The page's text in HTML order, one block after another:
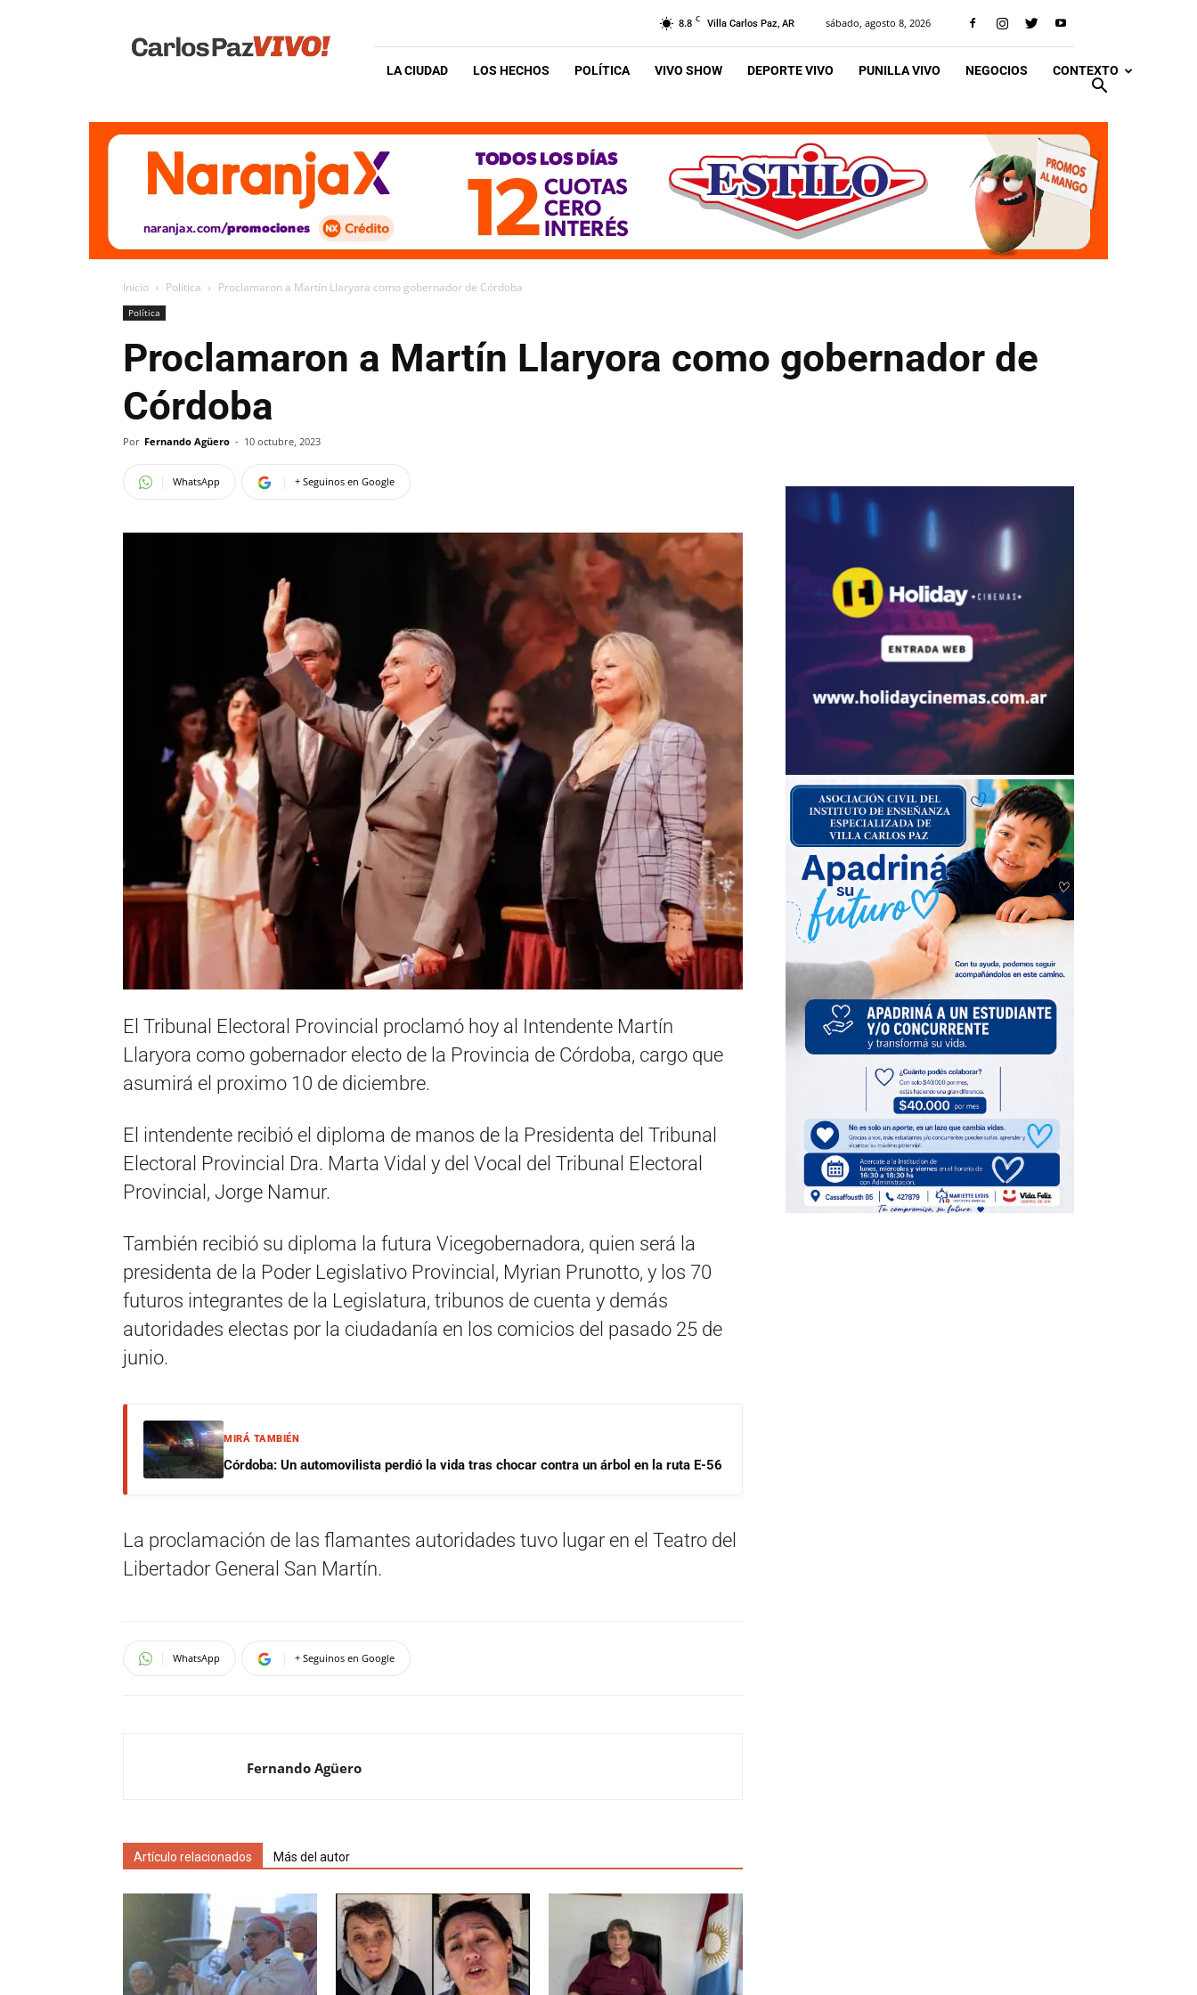
Vivo
8.8 C Villa Carlos Paz, AR sábado, agosto 8, 2026
LA CIUDAD LOS HECHOS POLÍTICA VIVO SHOW DEPORTE VIVO PUNILLA VIVO NEGOCIOS CONTEXTO
Inicio Política Proclamaron a Martín Llaryora como gobernador de Córdoba
Política
Proclamaron a Martín Llaryora como gobernador de
Córdoba
Por Fernando Agüero - 10 octubre, 2023
WhatsApp + Seguinos en Google
El Tribunal Electoral Provincial proclamó hoy al Intendente Martín
Llaryora como gobernador electo de la Provincia de Córdoba, cargo que
asumirá el proximo 10 de diciembre.
El intendente recibió el diploma de manos de la Presidenta del Tribunal
Electoral Provincial Dra. Marta Vidal y del Vocal del Tribunal Electoral
Provincial, Jorge Namur.
También recibió su diploma la futura Vicegobernadora, quien será la
presidenta de la Poder Legislativo Provincial, Myrian Prunotto, y los 70
futuros integrantes de la Legislatura, tribunos de cuenta y demás
autoridades electas por la ciudadanía en los comicios del pasado 25 de
junio.
MIRÁ TAMBIÉN
Córdoba: Un automovilista perdió la vida tras chocar contra un árbol en la ruta E-56
La proclamación de las flamantes autoridades tuvo lugar en el Teatro del
Libertador General San Martín.
WhatsApp + Seguinos en Google
Fernando Agüero
Artículo relacionados Más del autor